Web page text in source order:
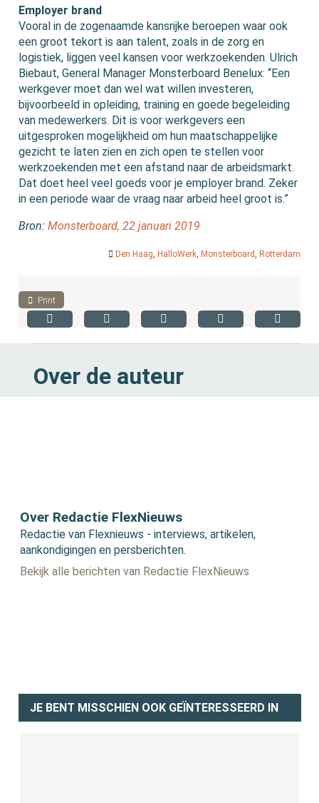
Employer brand
Vooral in de zogenaamde kansrijke beroepen waar ook
een groot tekort is aan talent, zoals in de zorg en
logistiek, liggen veel kansen voor werkzoekenden. Ulrich
Biebaut, General Manager Monsterboard Benelux: “Een
werkgever moet dan wel wat willen investeren,
bijvoorbeeld in opleiding, training en goede begeleiding
van medewerkers. Dit is voor werkgevers een
uitgesproken mogelijkheid om hun maatschappelijke
gezicht te laten zien en zich open te stellen voor
werkzoekenden met een afstand naar de arbeidsmarkt.
Dat doet heel veel goeds voor je employer brand. Zeker
in een periode waar de vraag naar arbeid heel groot is.”
Bron:Monsterboard, 22 januari 2019
Den Haag HalloWerk, Monsterboard Rotterdam
Print
Over de auteur
Over Redactie FlexNieuws
Redactie van Flexnieuws - interviews, artikelen,
aankondigingen en persberichten.
Bekijk alle berichten van Redactie FlexNieuws
JE BENT MISSCHIEN OOK GEÏNTERESSEERD IN